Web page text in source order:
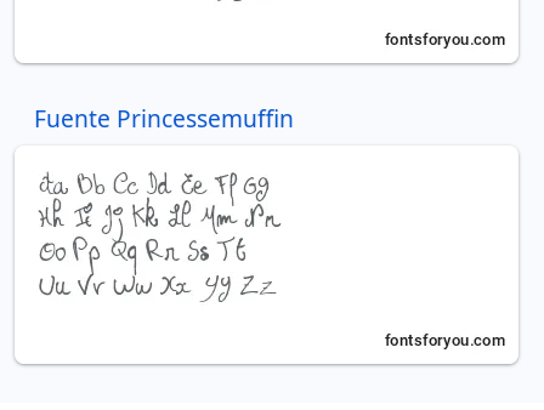
Fuente Princessemuffin